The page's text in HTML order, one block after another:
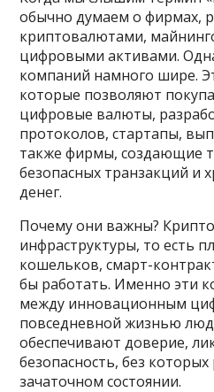
обычно думаем о фирмах,
криптовалютами,
цифровыми активами.
компаний намного шире.
которые позволяют
цифровые валюты,
протоколов, стартапы,
также фирмы, создающие
безопасных транзакций и
денег.
Почему они важны?
инфраструктуры, то есть
кошельков, смарт-
бы работать. Именно эти
между инновационным
повседневной жизнью
обеспечивают доверие,
безопасность, без
зачаточном состоянии.